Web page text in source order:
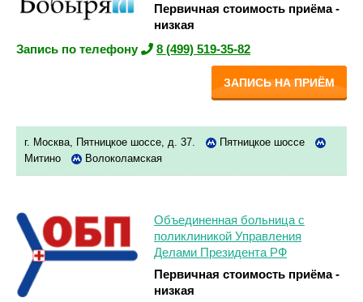
Первичная стоимость приёма -
низкая
Запись по телефону
8 (499) 519-35-82
ЗАПИСЬ НА ПРИЁМ
г. Москва, Пятницкое шоссе, д. 37.
Пятницкое шоссе
Митино
Волоколамская
Объединенная больница с
поликлиникой Управления
Делами Президента РФ
Первичная стоимость приёма -
низкая